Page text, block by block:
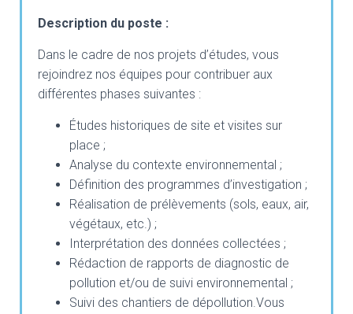
Description du poste :
Dans le cadre de nos projets d’études, vous
rejoindrez nos équipes pour contribuer aux
différentes phases suivantes :
Études historiques de site et visites sur
place ;
Analyse du contexte environnemental ;
Définition des programmes d’investigation ;
Réalisation de prélèvements (sols, eaux, air,
végétaux, etc.) ;
Interprétation des données collectées ;
Rédaction de rapports de diagnostic de
pollution et/ou de suivi environnemental ;
Suivi des chantiers de dépollution.Vous